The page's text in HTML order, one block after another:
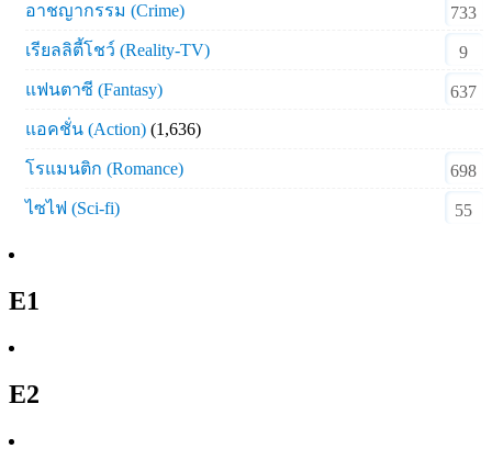
อาชญากรรม (Crime)
733
เรียลลิตี้โชว์ (Reality-TV)
9
แฟนตาซี (Fantasy)
637
แอคชั่น (Action) (1,636)
โรแมนติก (Romance)
698
ไซไฟ (Sci-fi)
55
E1
E2